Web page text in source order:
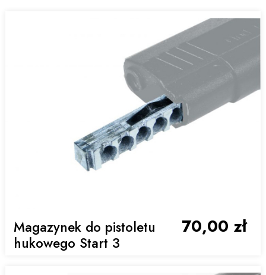
Magazynek do pistoletu
hukowego Start 3
70,00 zł